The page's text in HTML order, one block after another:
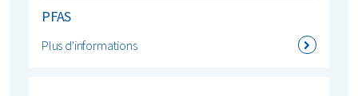
PFAS
Plus d'informations